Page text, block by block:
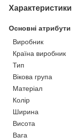
Характеристики
Основні атрибути
Виробник
Країна виробник
Тип
Вікова група
Матеріал
Колір
Ширина
Висота
Вага